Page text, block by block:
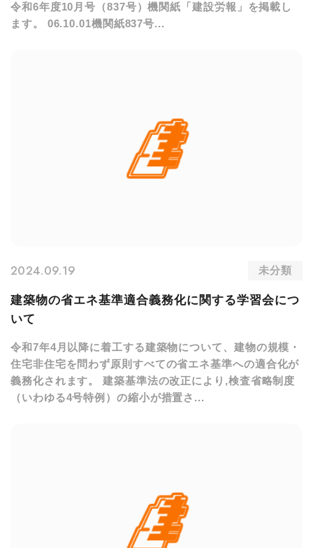
令和6年度10月号（837号）機関紙「建設労報」を掲載し
ます。 06.10.01機関紙837号...
2024.09.19 未分類
建築物の省エネ基準適合義務化に関する学習会につ
いて
令和7年4月以降に着工する建築物について、建物の規模・
住宅非住宅を問わず原則すべての省エネ基準への適合化が
義務化されます。 建築基準法の改正により,検査省略制度
（いわゆる4号特例）の縮小が措置さ...